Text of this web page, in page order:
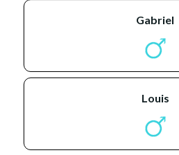
gabriel
louis